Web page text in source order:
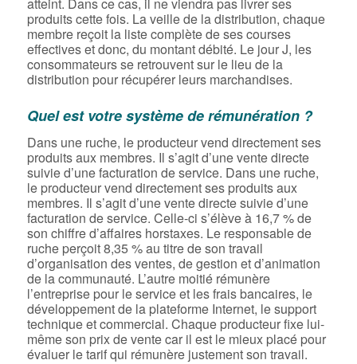
atteint. Dans ce cas, il ne viendra pas livrer ses
produits cette fois. La veille de la distribution, chaque
membre reçoit la liste complète de ses courses
effectives et donc, du montant débité. Le jour J, les
consommateurs se retrouvent sur le lieu de la
distribution pour récupérer leurs marchandises.
Quel est votre système de rémunération ?
Dans une ruche, le producteur vend directement ses
produits aux membres. Il s’agit d’une vente directe
suivie d’une facturation de service. Dans une ruche,
le producteur vend directement ses produits aux
membres. Il s’agit d’une vente directe suivie d’une
facturation de service. Celle-ci s’élève à 16,7 % de
son chiffre d’affaires horstaxes. Le responsable de
ruche perçoit 8,35 % au titre de son travail
d’organisation des ventes, de gestion et d’animation
de la communauté. L’autre moitié rémunère
l’entreprise pour le service et les frais bancaires, le
développement de la plateforme Internet, le support
technique et commercial. Chaque producteur fixe lui-
même son prix de vente car il est le mieux placé pour
évaluer le tarif qui rémunère justement son travail.